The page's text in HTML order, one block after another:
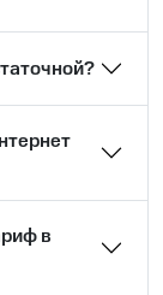
в